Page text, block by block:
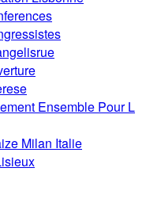
Ensemble Pour L
Milan Italie